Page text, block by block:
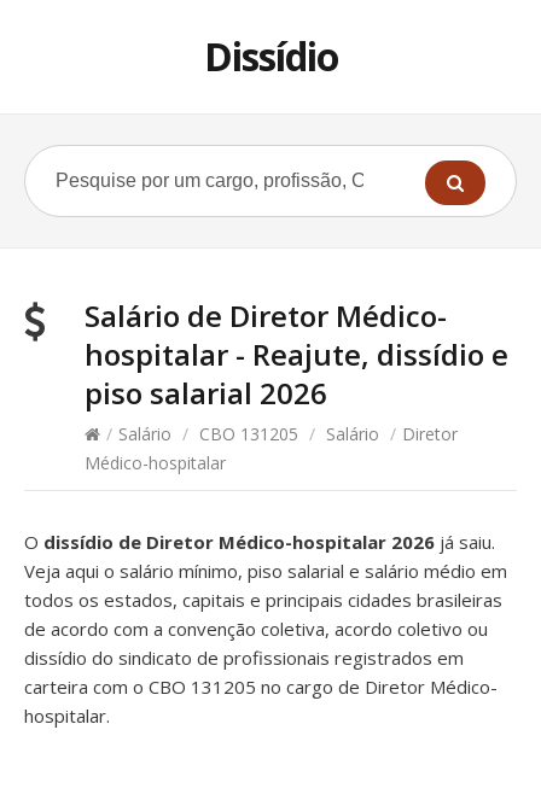
Dissídio
Salário de Diretor Médico-
hospitalar - Reajute, dissídio e
piso salarial 2026
/ Salário / CBO 131205 / Salário / Diretor
Médico-hospitalar
O dissídio de Diretor Médico-hospitalar 2026 já saiu.
Veja aqui o salário mínimo, piso salarial e salário médio em
todos os estados, capitais e principais cidades brasileiras
de acordo com a convenção coletiva, acordo coletivo ou
dissídio do sindicato de profissionais registrados em
carteira com o CBO 131205 no cargo de Diretor Médico-
hospitalar.